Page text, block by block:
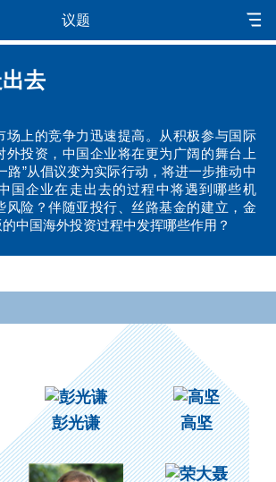
议题
去
场上的竞争力迅速提高。从积极参与国际
外投资，中国企业将在更为广阔的舞台上
路”从倡议变为实际行动，将进一步推动中
国企业在走出去的过程中将遇到哪些机
风险？伴随亚投行、丝路基金的建立，金
中国海外投资过程中发挥哪些作用？
彭光谦 高坚